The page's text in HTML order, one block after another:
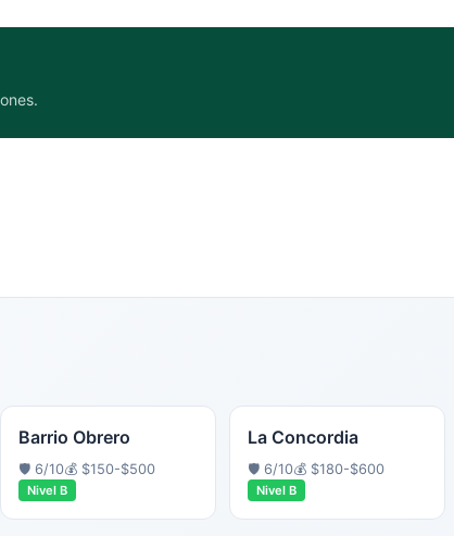
Barrio Obrero
🛡️ 6/10💰 $150-$500
Nivel B
La Concordia
🛡️ 6/10💰 $180-$600
Nivel B